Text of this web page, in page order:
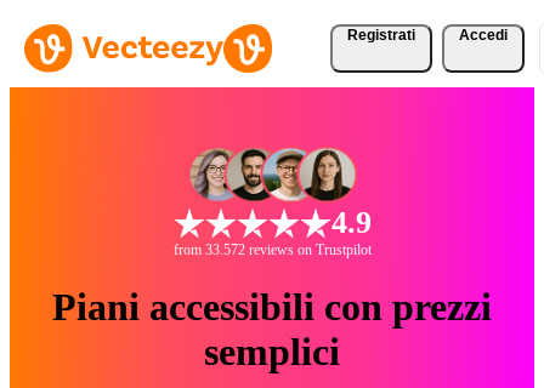
Registrati Accedi
4.9
from 33.572 reviews on Trustpilot
Piani accessibili con prezzi
semplici